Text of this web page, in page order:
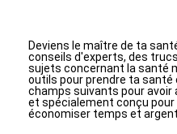
Deviens le maître de ta
conseils d'experts, des
sujets concernant la santé
outils pour prendre ta santé
champs suivants pour
et spécialement conçu
économiser temps et